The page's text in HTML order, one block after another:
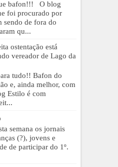
bafon!!! O blog
foi procurado por
sendo de fora do
qu...
ostentação está
vereador de Lago da
tudo!! Bafon do
e, ainda melhor, com
Estilo é com
semana os jornais
(?), jovens e
de participar do 1º.